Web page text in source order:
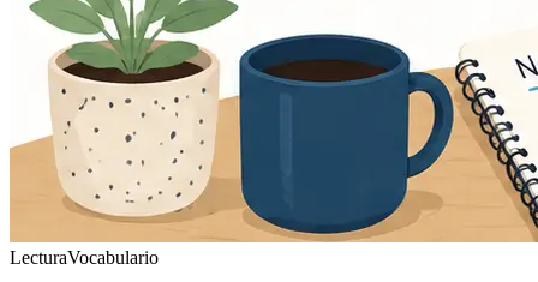
LecturaVocabulario